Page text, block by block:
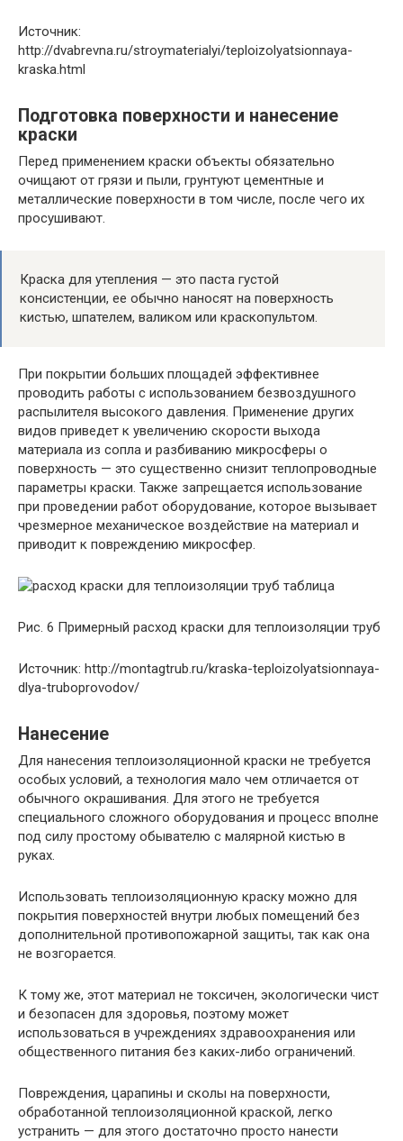
Источник:
http://dvabrevna.ru/stroymaterialyi/teploizolyatsionnaya-
kraska.html
Подготовка поверхности и нанесение
краски
Перед применением краски объекты обязательно
очищают от грязи и пыли, грунтуют цементные и
металлические поверхности в том числе, после чего их
просушивают.
Краска для утепления — это паста густой
консистенции, ее обычно наносят на поверхность
кистью, шпателем, валиком или краскопультом.
При покрытии больших площадей эффективнее
проводить работы с использованием безвоздушного
распылителя высокого давления. Применение других
видов приведет к увеличению скорости выхода
материала из сопла и разбиванию микросферы о
поверхность — это существенно снизит теплопроводные
параметры краски. Также запрещается использование
при проведении работ оборудование, которое вызывает
чрезмерное механическое воздействие на материал и
приводит к повреждению микросфер.
Рис. 6 Примерный расход краски для теплоизоляции труб
Источник: http://montagtrub.ru/kraska-teploizolyatsionnaya-
dlya-truboprovodov/
Нанесение
Для нанесения теплоизоляционной краски не требуется
особых условий, а технология мало чем отличается от
обычного окрашивания. Для этого не требуется
специального сложного оборудования и процесс вполне
под силу простому обывателю с малярной кистью в
руках.
Использовать теплоизоляционную краску можно для
покрытия поверхностей внутри любых помещений без
дополнительной противопожарной защиты, так как она
не возгорается.
К тому же, этот материал не токсичен, экологически чист
и безопасен для здоровья, поэтому может
использоваться в учреждениях здравоохранения или
общественного питания без каких-либо ограничений.
Повреждения, царапины и сколы на поверхности,
обработанной теплоизоляционной краской, легко
устранить — для этого достаточно просто нанести